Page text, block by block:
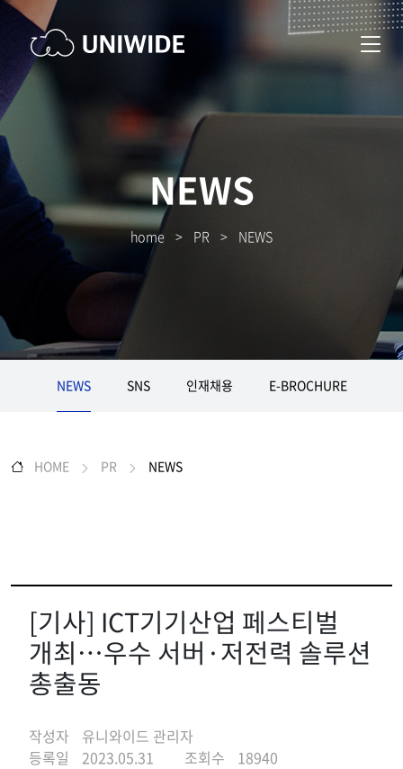
NEWS
home > PR > NEWS
NEWS SNS 인재채용 E-BROCHURE
HOME PR NEWS
[기사] ICT기기산업 페스티벌
개최…우수 서버·저전력 솔루션
총출동
작성자
유니와이드 관리자
등록일
2023.05.31 조회수 18940